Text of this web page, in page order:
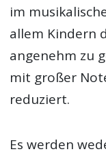
im
allem Kindern
angenehm zu
mit großer
reduziert.
Es werden